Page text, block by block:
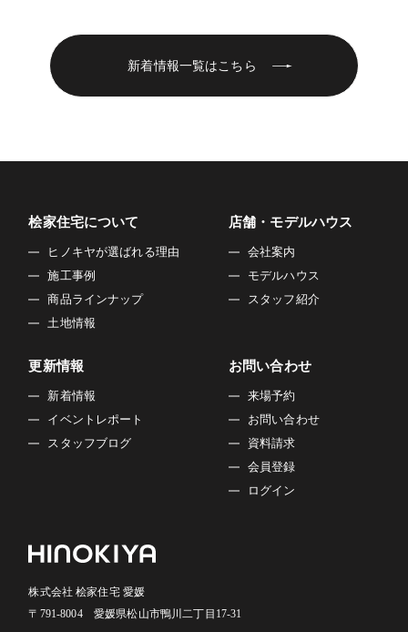
新着情報一覧はこちら
桧家住宅について
ヒノキヤが選ばれる理由
施工事例
商品ラインナップ
土地情報
店舗・モデルハウス
会社案内
モデルハウス
スタッフ紹介
更新情報
新着情報
イベントレポート
スタッフブログ
お問い合わせ
来場予約
お問い合わせ
資料請求
会員登録
ログイン
株式会社 桧家住宅 愛媛
〒791-8004 愛媛県松山市鴨川二丁目17-31